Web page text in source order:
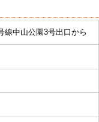
中山公園3号出口から